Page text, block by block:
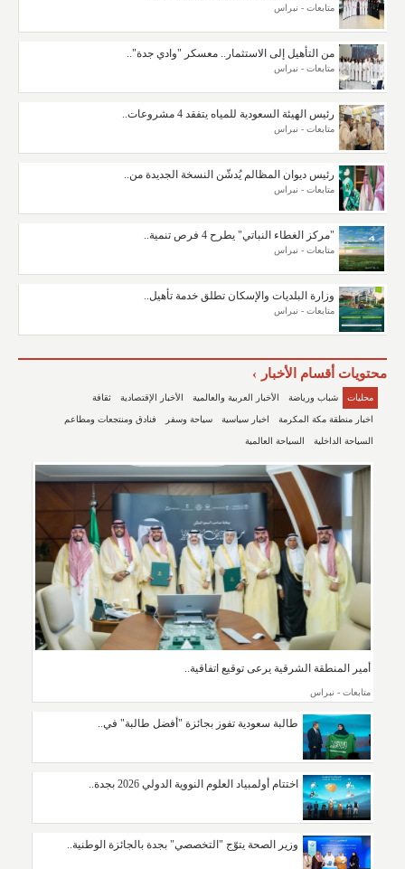
متابعات - نبراس
من التأهيل إلى الاستثمار.. معسكر "وادي جدة"..
متابعات - نبراس
رئيس الهيئة السعودية للمياه يتفقد 4 مشروعات..
متابعات - نبراس
رئيس ديوان المظالم يُدشّن النسخة الجديدة من..
متابعات - نبراس
"مركز الغطاء النباتي" يطرح 4 فرص تنمية..
متابعات - نبراس
وزارة البلديات والإسكان تطلق خدمة تأهيل..
متابعات - نبراس
محتويات أقسام الأخبار
محليات شباب ورياضة الأخبار العربية والعالمية الأخبار الإقتصادية ثقافة
اخبار منطقة مكة المكرمة اخبار سياسية سياحة وسفر فنادق ومنتجعات ومطاعم
السياحة الداخلية السياحة العالمية
أمير المنطقة الشرقية يرعى توقيع اتفاقية..
متابعات - نبراس
طالبة سعودية تفوز بجائزة "أفضل طالبة" في..
اختتام أولمبياد العلوم النووية الدولي 2026 بجدة..
وزير الصحة يتوّج "التخصصي" بجدة بالجائزة الوطنية..